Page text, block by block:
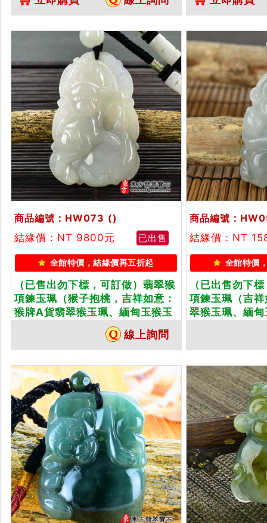
做各種翡翠猴吊墜玉珮項鍊。★附
A貨翡翠雙證書
訂做各種翡翠
附A貨翡翠雙證
商品編號：HW073 ()
結緣價：NT 9800元
已出售
全館特價，結緣價再五折起
（已售出勿下標，可訂做）翡翠猴
項鍊玉珮（猴子抱桃，吉祥如意：
猴牌A貨翡翠猴玉珮、緬甸玉猴玉
墜、猴十二生肖項鍊）。淡綠色糯
種猴，HW073。客製化訂做各種
翡翠猴吊墜玉珮項鍊。★附A貨翡
翠雙證書
線上詢問
商品編號：
結緣價：NT
全館特價
（已出售勿下
項鍊玉珮（吉
翠猴玉珮、緬
吊墜玉珮項鍊
書